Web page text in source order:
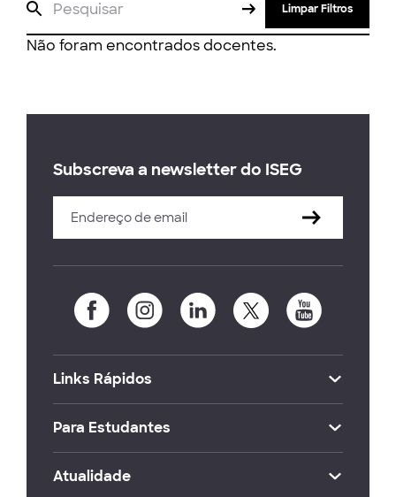
Limpar Filtros
Não foram encontrados docentes.
Subscreva a newsletter do ISEG
Links Rápidos
Para Estudantes
Atualidade